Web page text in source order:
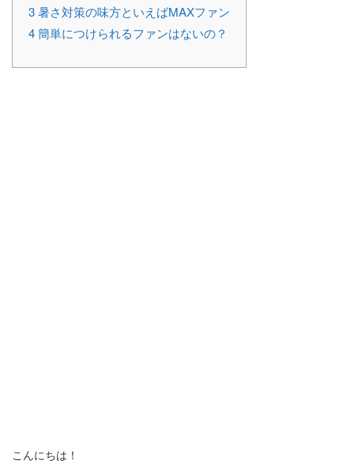
3暑さ対策の味方といえばMAXファン
4簡単につけられるファンはないの？
こんにちは！